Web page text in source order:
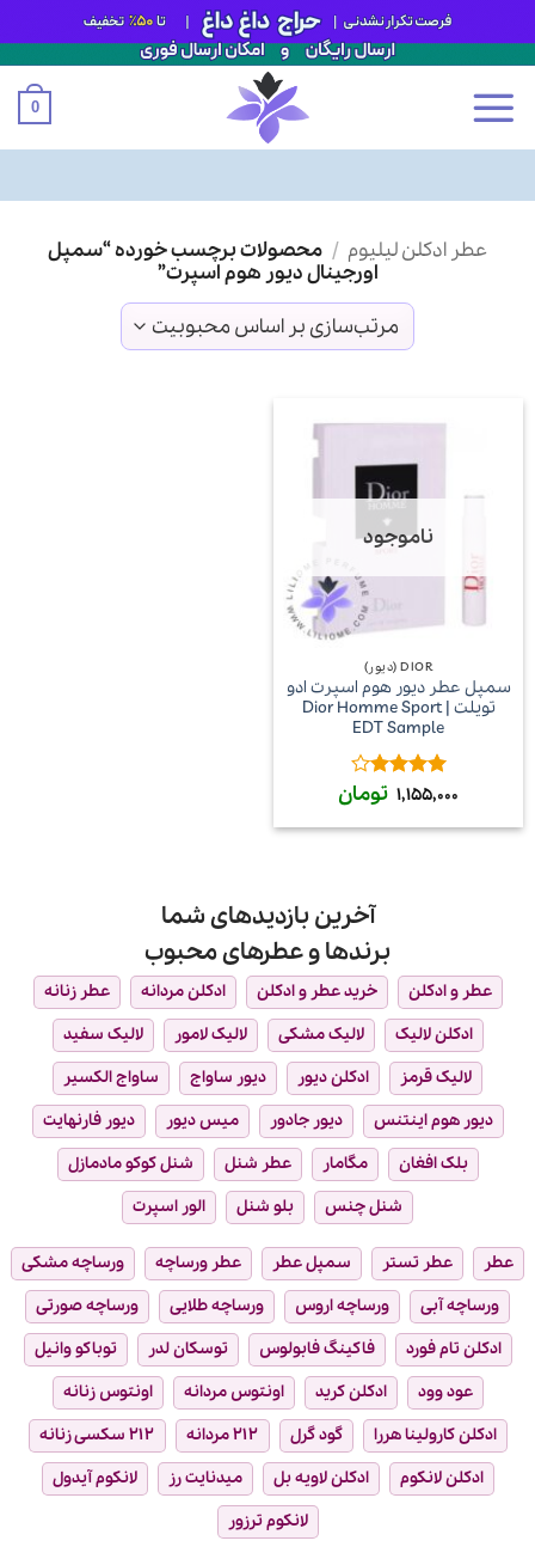
0
عطر ادکلن لیلیوم / محصولات برچسب خورده “سمپل
اورجینال دیور هوم اسپرت”
ناموجود
DIOR (دیور)
سمپل عطر دیور هوم اسپرت ادو
تویلت | Dior Homme Sport
EDT Sample
امتیاز 4 1,155,000 تومان
آخرین بازدیدهای شما
برندها و عطرهای محبوب
عطر و ادکلن خرید عطر و ادکلن ادکلن مردانه
عطر زنانه
ادکلن لالیک
لالیک مشکی لالیک لامور
لالیک سفید
لالیک قرمز
ادکلن دیور دیور ساواج
ساواج الکسیر
دیور هوم اینتنس
دیور جادور میس دیور
دیور فارنهایت
بلک افغان
مگامار عطر شنل
شنل کوکو مادمازل
شنل چنس
بلو شنل الور اسپرت
عطر عطر تستر سمپل عطر عطر ورساچه
ورساچه مشکی
ورساچه آبی
ورساچه اروس ورساچه طلایی
ورساچه صورتی
ادکلن تام فورد
فاکینگ فابولوس توسکان لدر
توباکو وانیل
عود وود
ادکلن کرید اونتوس مردانه
اونتوس زنانه
ادکلن کارولینا هررا
گود گرل ۲۱۲ مردانه
۲۱۲ سکسی زنانه
ادکلن لانکوم
ادکلن لاویه بل میدنایت رز
لانکوم آیدول
لانکوم ترزور